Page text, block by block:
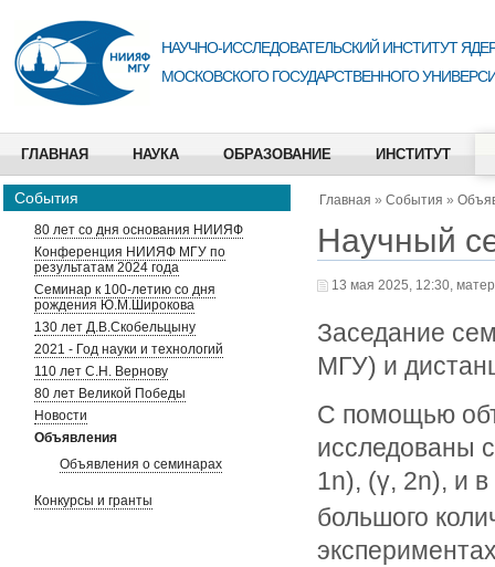
НАУЧНО-ИССЛЕДОВАТЕЛЬСКИЙ ИНСТИТУТ
МОСКОВСКОГО ГОСУДАРСТВЕННОГО
ГЛАВНАЯ НАУКА ОБРАЗОВАНИЕ ИНСТИТУТ
События
80 лет со дня основания НИИЯФ
Конференция НИИЯФ МГУ по
результатам 2024 года
Семинар к 100-летию со дня
рождения Ю.М.Широкова
130 лет Д.В.Скобельцыну
2021 - Год науки и технологий
110 лет С.Н. Вернову
80 лет Великой Победы
Новости
Объявления
Объявления о семинарах
Конкурсы и гранты
Главная » События »
Научный
13 мая 2025, 12:30,
Заседание
МГУ) и
С помощью
исследованы
1n), (γ, 2n), и
большого